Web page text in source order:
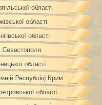
області
області
області
області
Республіці Крим
області